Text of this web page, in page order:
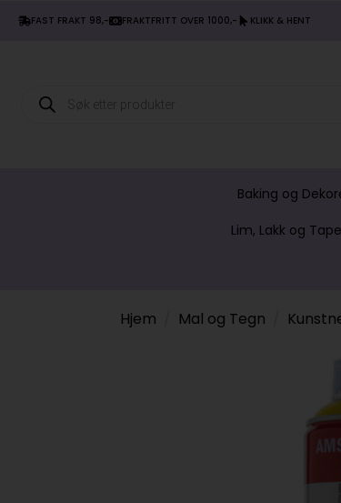
FAST FRAKT 98,- FRAKTFRITT OVER 1000,- KLIKK & HENT
Products
search
Baking og
Lim, Lakk og Tape
Hjem Mal og Tegn